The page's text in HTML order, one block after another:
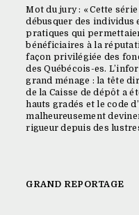
Mot du jury : « Cette
débusquer des individus
pratiques qui
bénéficiaires à la
façon privilégiée des
des Québécois-es.
grand ménage : la tête
de la Caisse de dépôt a
hauts gradés et le code
malheureusement
rigueur depuis des
GRAND REPORTAGE